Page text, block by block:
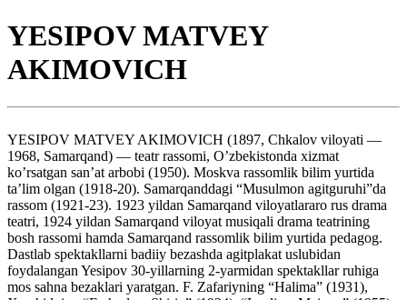
YESIPOV MATVEY
AKIMOVICH
YESIPOV MATVEY AKIMOVICH (1897, Chkalov viloyati —
1968, Samarqand) — teatr rassomi, O’zbekistonda xizmat
ko’rsatgan san’at arbobi (1950). Moskva rassomlik bilim yurtida
ta’lim olgan (1918-20). Samarqanddagi “Musulmon agitguruhi”da
rassom (1921-23). 1923 yildan Samarqand viloyatlararo rus drama
teatri, 1924 yildan Samarqand viloyat musiqali drama teatrining
bosh rassomi hamda Samarqand rassomlik bilim yurtida pedagog.
Dastlab spektakllarni badiiy bezashda agitplakat uslubidan
foydalangan Yesipov 30-yillarning 2-yarmidan spektakllar ruhiga
mos sahna bezaklari yaratgan. F. Zafariyning “Halima” (1931),